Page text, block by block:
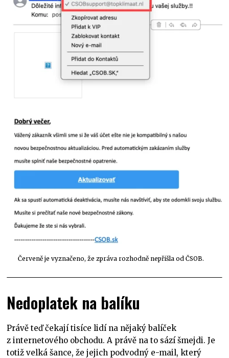
Červeně je vyznačeno, že zpráva rozhodně nepřišla od ČSOB.
Nedoplatek na balíku
Právě teď čekají tisíce lidí na nějaký balíček
z internetového obchodu. A právě na to sází šmejdi. Je
totiž velká šance, že jejich podvodný e-mail, který